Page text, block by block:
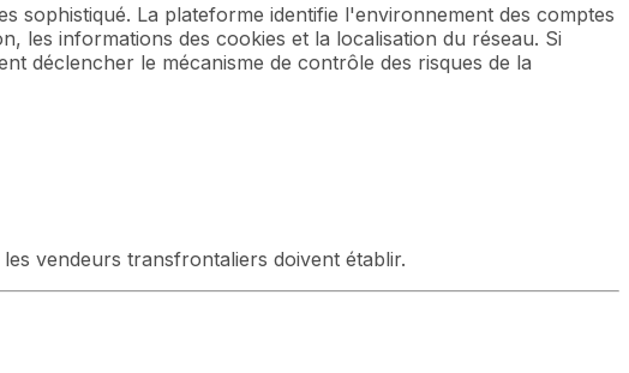
sophistiqué. La plateforme identifie l'environnement des comptes
les informations des cookies et la localisation du réseau. Si
déclencher le mécanisme de contrôle des risques de la
vendeurs transfrontaliers doivent établir.